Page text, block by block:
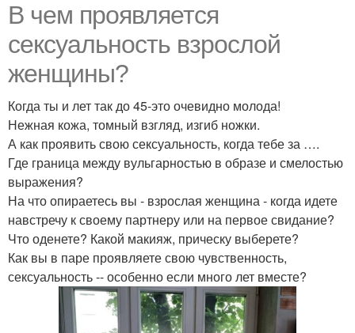
В чем проявляется
сексуальность взрослой
женщины?
Когда ты и лет так до 45-это очевидно молода!
Нежная кожа, томный взгляд, изгиб ножки.
А как проявить свою сексуальность, когда тебе за ….
Где граница между вульгарностью в образе и смелостью
выражения?
На что опираетесь вы - взрослая женщина - когда идете
навстречу к своему партнеру или на первое свидание?
Что оденете? Какой макияж, прическу выберете?
Как вы в паре проявляете свою чувственность,
сексуальность -- особенно если много лет вместе?